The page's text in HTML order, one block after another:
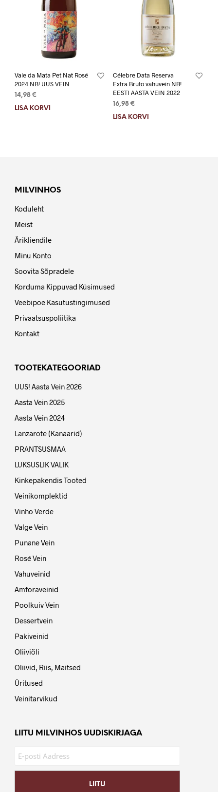
Vale da Mata Pet Nat Rosé
2024 NB! UUS VEIN
14,98 €
LISA KORVI
Célebre Data Reserva
Extra Bruto vahuvein NB!
EESTI AASTA VEIN 2022
16,98 €
LISA KORVI
MILVINHOS
Koduleht
Meist
Ärikliendile
Minu Konto
Soovita Sõpradele
Korduma Kippuvad Küsimused
Veebipoe Kasutustingimused
Privaatsuspoliitika
Kontakt
TOOTEKATEGOORIAD
UUS! Aasta Vein 2026
Aasta Vein 2025
Aasta Vein 2024
Lanzarote (Kanaarid)
PRANTSUSMAA
LUKSUSLIK VALIK
Kinkepakendis Tooted
Veinikomplektid
Vinho Verde
Valge Vein
Punane Vein
Rosé Vein
Vahuveinid
Amforaveinid
Poolkuiv Vein
Dessertvein
Pakiveinid
Oliiviõli
Oliivid, Riis, Maitsed
Üritused
Veinitarvikud
LIITU MILVINHOS UUDISKIRJAGA